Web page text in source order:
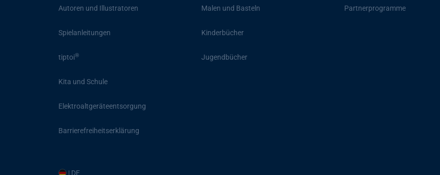
Autoren und Illustratoren
Spielanleitungen
tiptoi®
Kita und Schule
Elektroaltgeräteentsorgung
Barrierefreiheitserklärung
Malen und Basteln
Kinderbücher
Jugendbücher
Partnerprogramme
| DE